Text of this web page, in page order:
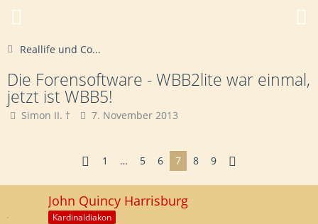
Reallife und Co...
Die Forensoftware - WBB2lite war einmal,
jetzt ist WBB5!
Simon II. † 7. November 2013
1 … 5 6 7 8 9
John Quincy Harrisburg
Kardinaldiakon